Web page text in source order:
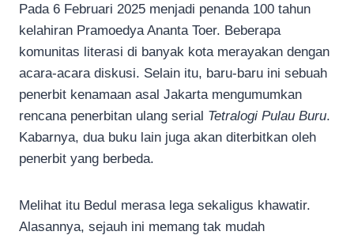
Pada 6 Februari 2025 menjadi penanda 100 tahun
kelahiran Pramoedya Ananta Toer. Beberapa
komunitas literasi di banyak kota merayakan dengan
acara-acara diskusi. Selain itu, baru-baru ini sebuah
penerbit kenamaan asal Jakarta mengumumkan
rencana penerbitan ulang serial Tetralogi Pulau Buru.
Kabarnya, dua buku lain juga akan diterbitkan oleh
penerbit yang berbeda.
Melihat itu Bedul merasa lega sekaligus khawatir.
Alasannya, sejauh ini memang tak mudah